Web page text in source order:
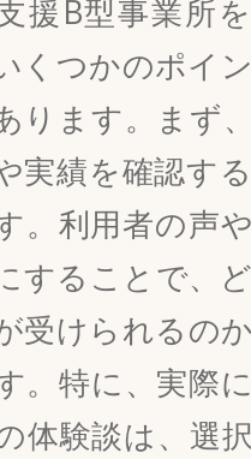
援B型事業所
くつかのポイ
ります。まず
実績を確認す
。利用者の声
することで、
受けられるの
。特に、実際
体験談は、選